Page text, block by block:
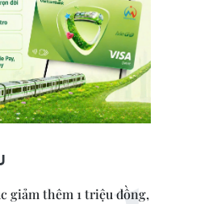
giảm thêm 1 triệu đồng,